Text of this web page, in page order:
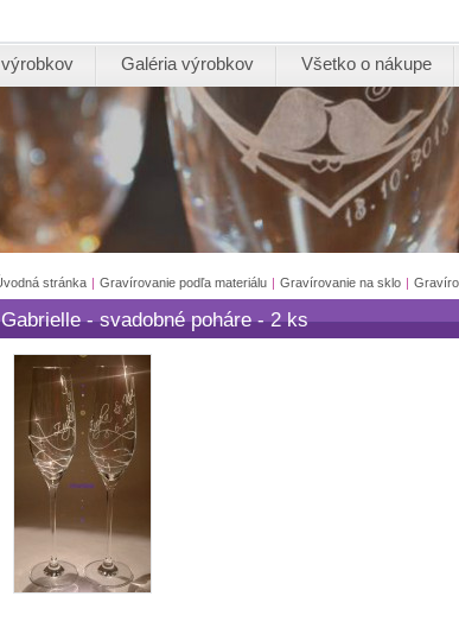
Galéria výrobkov Všetko o nákupe
stránka | Gravírovanie podľa materiálu | Gravírovanie na sklo |
Gabrielle - svadobné poháre - 2 ks